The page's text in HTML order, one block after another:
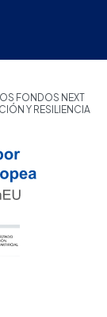
FONDOS NEXT
Y RESILIENCIA